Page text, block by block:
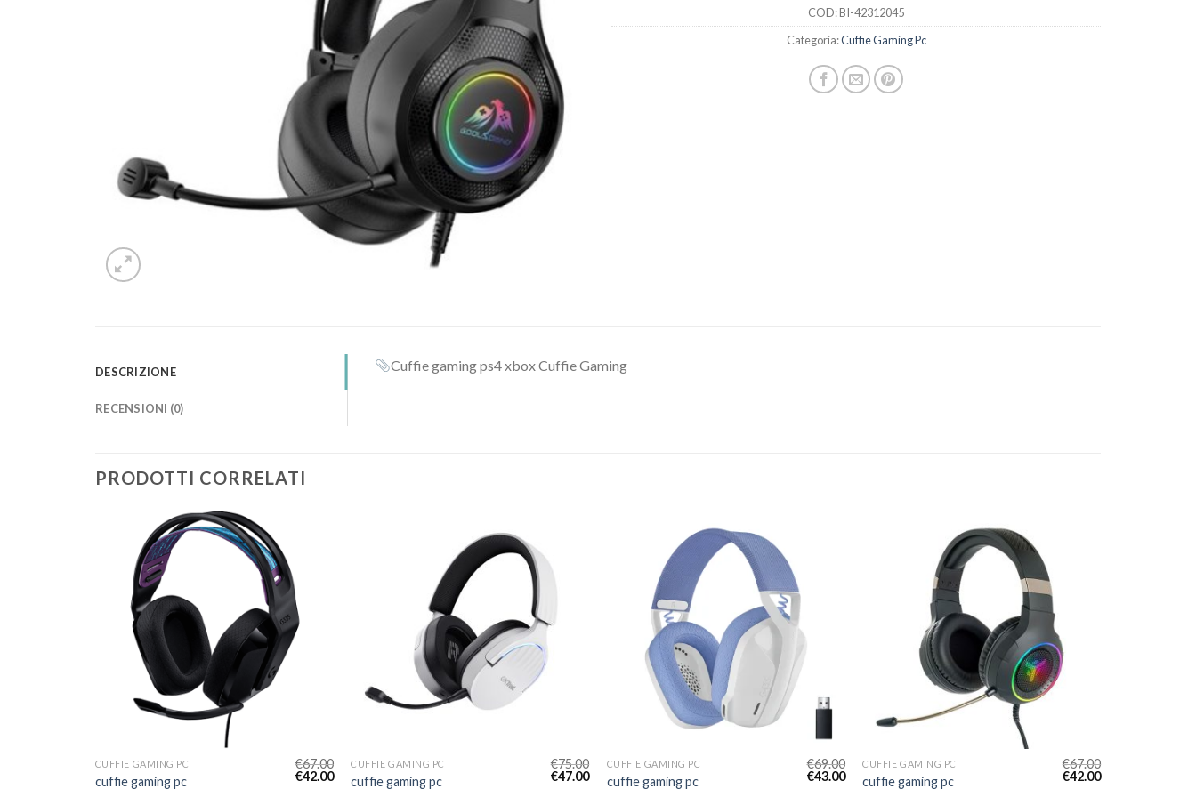
COD:BI-42312045
Categoria:Cuffie Gaming Pc
DESCRIZIONE
RECENSIONI (0)
Cuffie gaming ps4 xbox Cuffie Gaming
PRODOTTI CORRELATI
CUFFIE GAMING PC
cuffie gaming pc
€67.00
€42.00
CUFFIE GAMING PC
cuffie gaming pc
€75.00
€47.00
CUFFIE GAMING PC
cuffie gaming pc
€69.00
€43.00
CUFFIE GAMING PC
cuffie gaming pc
€67.00
€42.00